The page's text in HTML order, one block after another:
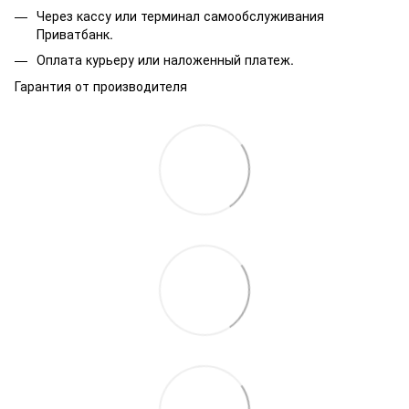
Через кассу или терминал самообслуживания
Приватбанк.
Оплата курьеру или наложенный платеж.
Гарантия от производителя